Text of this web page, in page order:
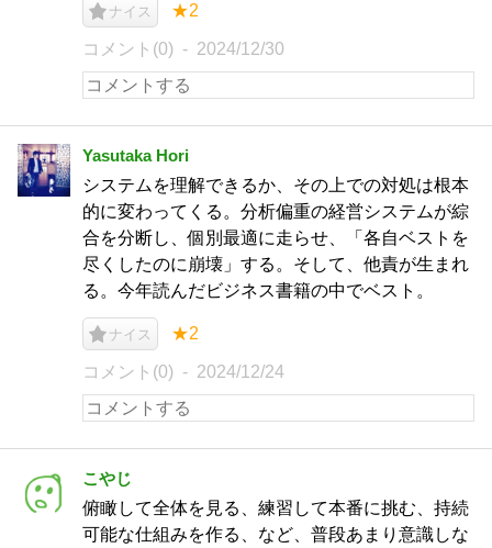
ナイス ★2
コメント(0) 2024/12/30
Yasutaka Hori
システムを理解できるか、その上での対処は根本
的に変わってくる。分析偏重の経営システムが綜
合を分断し、個別最適に走らせ、「各自ベストを
尽くしたのに崩壊」する。そして、他責が生まれ
る。今年読んだビジネス書籍の中でベスト。
ナイス ★2
コメント(0) 2024/12/24
こやじ
俯瞰して全体を見る、練習して本番に挑む、持続
可能な仕組みを作る、など、普段あまり意識しな